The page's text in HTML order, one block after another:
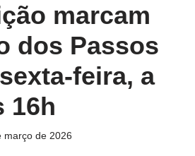
marcam
dos Passos
feira, a
16h
março de 2026